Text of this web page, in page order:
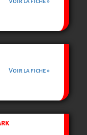
Voir la fiche »